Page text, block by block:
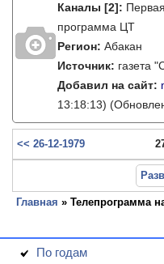
Каналы [2]:
программа ЦТ
Регион: Абакан
Источник: газета
Добавил на сайт:
13:18:13)
<< 26-12-1979
Главная » Телепрограмма
По годам